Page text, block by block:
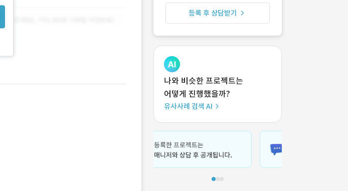
등록 후 상담받기
나와 비슷한 프로젝트는
어떻게 진행했을까?
유사사례 검색 AI